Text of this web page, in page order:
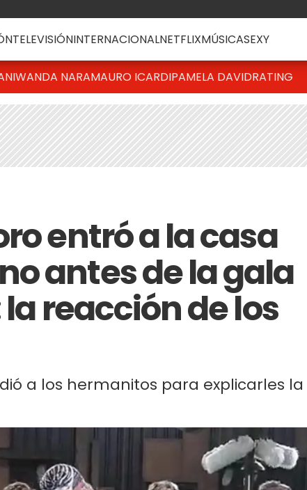
TELEVISIÓNINTERNACIONALNETFLIXMÚSICASEXY
WANDA NARAMAURO ICARDIPAMELA DAVIDRATING
entró a la casa
antes de la gala
reacción de los
a los hermanitos para explicarles la